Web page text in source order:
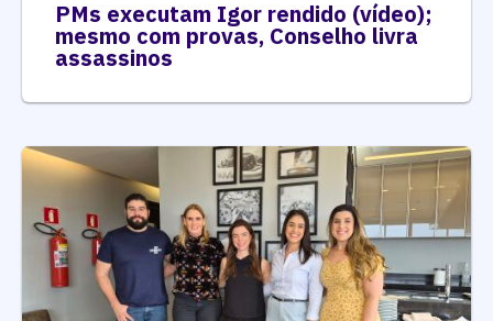
PMs executam Igor rendido (vídeo);
mesmo com provas, Conselho livra
assassinos